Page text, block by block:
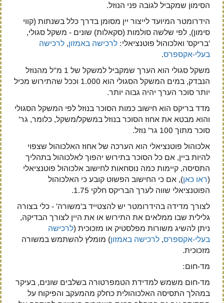
הסימון שמקביל לגובה פני הנוזל.
הידרומטר המיועד לייצור יין מסומן בדרך כלל בשנתות (קווי
סימון), לפי שלשה סולמות (סקאלות) שונים - משקל סגולי,
'בריקס' ואלכוהול פוטנציאלי: לרכישה באמזון, לרכישה
בעלי-אקספרס.
משקל סגולי הוא הערך שמקביל למשקל של 1 מ"ל מהנוזל
הנבדק, במים המשקל הסגולי הוא 1.000 וככל שהתירוש מכיל
יותר סוכר הערך יהיה גבוה יותר.
מדד בריקס הוא חישוב כמות הסוכר בנוזל לפי המשקל הסגולי
והוא מבטא את אחוז הסוכר בנוזל במשקל/משקל, כלומר, גר'
סוכר מתוך 100 גר' נוזל.
אלכוהול פוטנציאלי הוא הערכה של אחוז האלכוהול שצפוי
להיות ביין, אם כל הסוכר בתירוש יהפוך לאלכוהול בתהליך
התסיסה, קיימות כמה נוסחאות לחישוב אלכוהול פוטנציאלי
(ראו כאן), אם כי החישוב הפשוט קובע כי האלכוהול
הפוטנציאלי שווה לערך הבריקס חלקי 1.75.
לצורך מדידה בהידרומטר יש להצטייד ב'משורה' - כלי בצורה
גלילית שבו ממלאים את התירוש או את היין לצורך הבדיקה,
ניתן להשיג משורות מפלסטיק או מזכוכית (לרכישה
בעלי-אקספרס, לרכישה באמזון) מומלץ להשתמש במשורה
מזכוכית.
מד-חום:
מד-חום משמש למדידת הטמפרטורה בשלבים שונים, בעיקר
במהלך התסיסה האלכוהולית כחלק מהמעקב והפיקוח על